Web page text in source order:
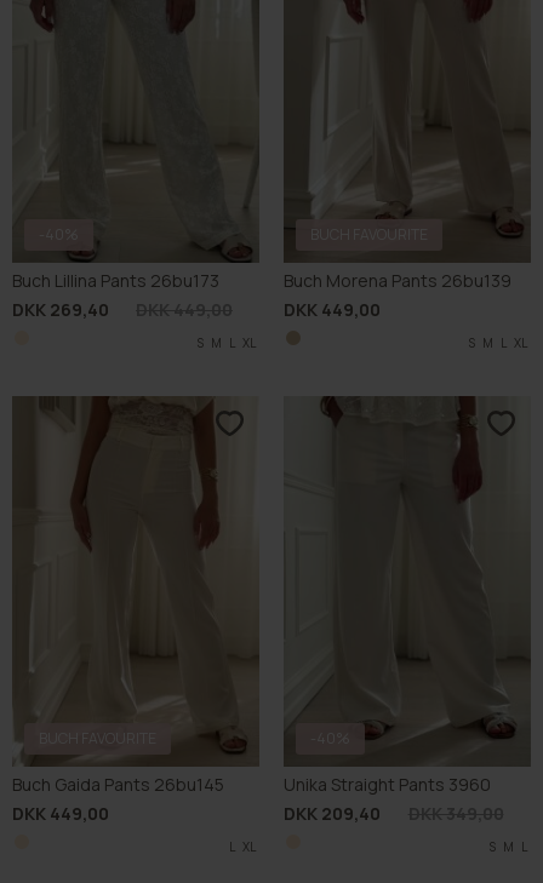
Buch Lillina Pants 26bu173
DKK 269,40
S M L XL
BUCH FAVOURITE
Buch Morena Pants 26bu139
DKK 449,00
S M L XL
BUCH FAVOURITE
Buch Gaida Pants 26bu145
DKK 449,00
L XL
Unika Straight Pants 3960
DKK 209,40
S M L